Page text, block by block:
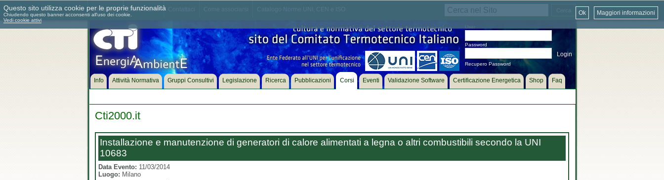
Chi siamo Dove siamo
Password
Recupero Password
Info Attività Normativa Gruppi Consultivi Legislazione Ricerca Pubblicazioni Corsi Eventi Validazione Software Certificazione Energetica Shop Faq
Cti2000.it
Installazione e manutenzione di generatori di calore alimentati a legna o altri combustibili secondo la UNI
10683
Data Evento: 11/03/2014
Luogo: Milano
Questo sito utilizza cookie per le proprie funzionalità
Chiudendo questo banner acconsenti all'uso dei cookie.
Vedi cookie attivi
Maggiori informazioni
Ok